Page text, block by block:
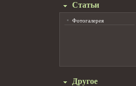
Статьи
Фотогалерея
Другое